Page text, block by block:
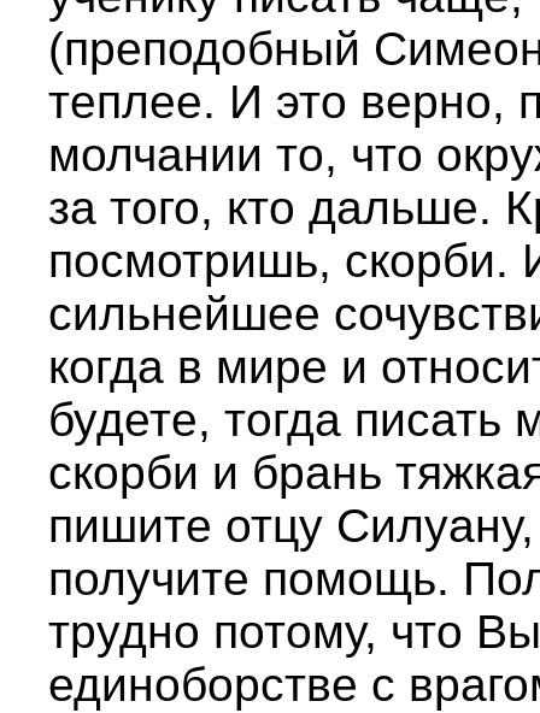
(преподобный
теплее. И это верно,
молчании то, что
за того, кто дальше.
посмотришь, скорби.
сильнейшее
когда в мире и
будете, тогда
скорби и брань
пишите отцу
получите помощь.
трудно потому, что
единоборстве с